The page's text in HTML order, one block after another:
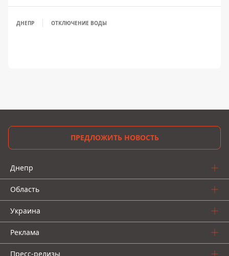
ДНЕПР ОТКЛЮЧЕНИЕ ВОДЫ
ПРЕДЛОЖИТЬ НОВОСТЬ
Днепр
Область
Украина
Реклама
Пресс-релизы